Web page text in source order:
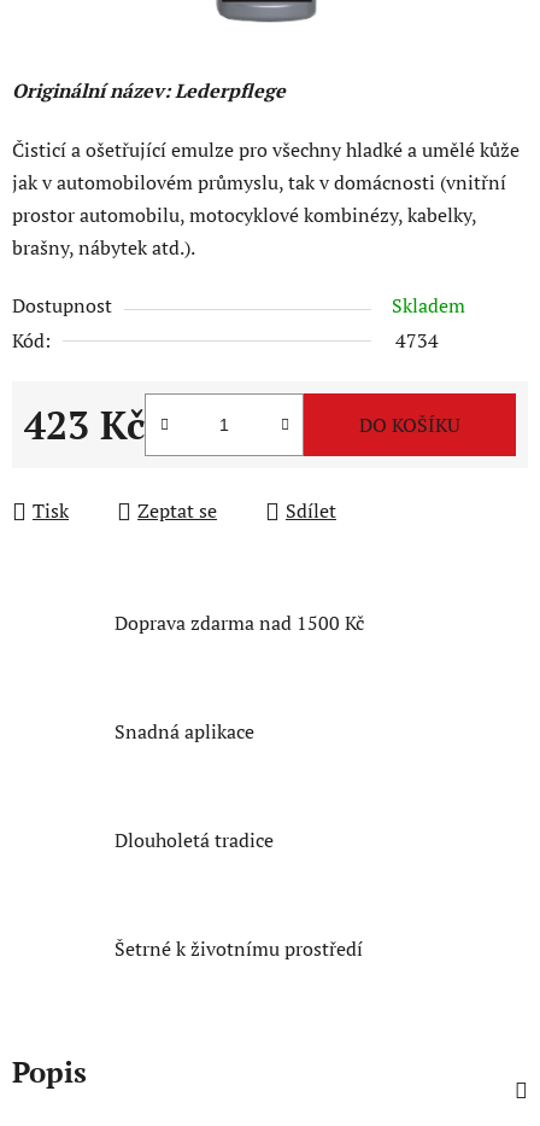
Originální název: Lederpflege
Čisticí a ošetřující emulze pro všechny hladké a umělé kůže
jak v automobilovém průmyslu, tak v domácnosti (vnitřní
prostor automobilu, motocyklové kombinézy, kabelky,
brašny, nábytek atd.).
Dostupnost
Skladem
Kód:
4734
423 Kč DO KOŠÍKU
Tisk Zeptat se Sdílet
Doprava zdarma nad 1500 Kč
Snadná aplikace
Dlouholetá tradice
Šetrné k životnímu prostředí
Popis